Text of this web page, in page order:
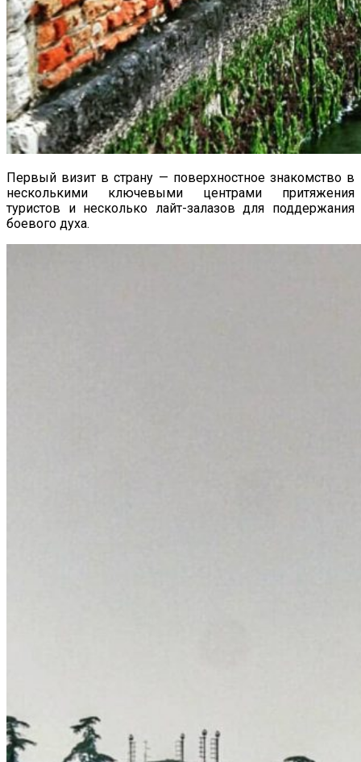
Первый визит в страну — поверхностное знакомство в
несколькими ключевыми центрами притяжения
туристов и несколько лайт-залазов для поддержания
боевого духа.